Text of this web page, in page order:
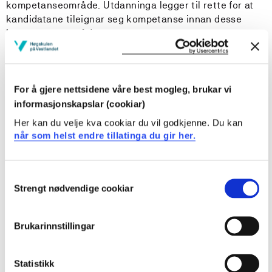
For å gjere nettsidene våre best mogleg, brukar vi
informasjonskapslar (cookiar)
Her kan du velje kva cookiar du vil godkjenne. Du kan
når som helst endre tillatinga du gir her.
Selection
Strengt nødvendige cookiar
Brukarinnstillingar
Statistikk
kompetanseområde. Utdanninga legger til rette for at
kandidatane tileignar seg kompetanse innan desse
kompetanseområda:
2. Ergoterapeutisk profesjonsutøving
3. Rehabilitering, habilitering og behandling
Kompetanseområda inngår i studiet sine 13 emne som
akademisk handlag, er felles for alle